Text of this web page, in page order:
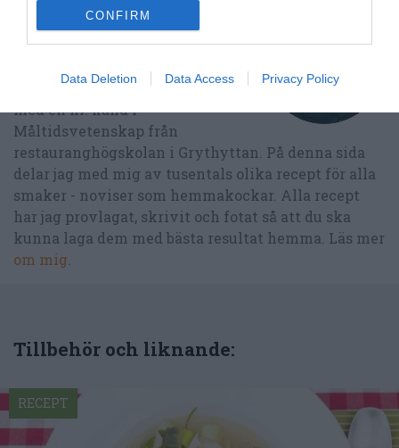
CONFIRM
Data Deletion Data Access Privacy Policy
Författare:Henrik
Mattsson
Jag är matskribent samt kock
med en fil. kand i
Måltidsvetenskap från
restauranghögskolan i Grythyttan. På denna sida
delar jag med mig av tusentals olika recept för alla
smaker - noviser som hemmakockar. Alla recept
har jag provlagat, skrivit och fotat så att du ska
kunna laga dem med bästa resultat hemma. Läs mer
om mig.
Tillbehör och liknande:
RECEPT